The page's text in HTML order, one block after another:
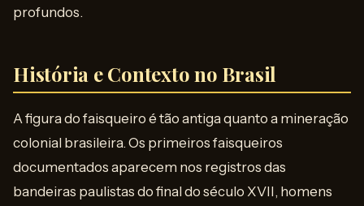
profundos.
História e Contexto no Brasil
A figura do faisqueiro é tão antiga quanto a mineração
colonial brasileira. Os primeiros faisqueiros
documentados aparecem nos registros das
bandeiras paulistas do final do século XVII, homens